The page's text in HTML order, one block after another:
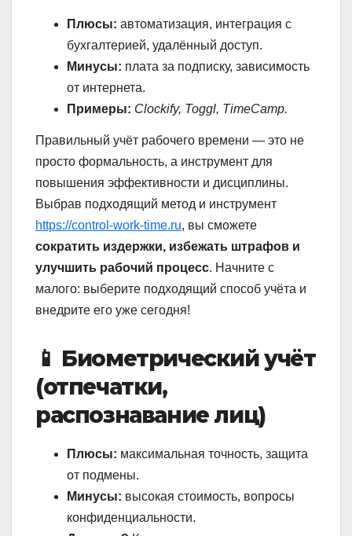
Плюсы: автоматизация, интеграция с
бухгалтерией, удалённый доступ.
Минусы: плата за подписку, зависимость
от интернета.
Примеры: Clockify, Toggl, TimeCamp.
Правильный учёт рабочего времени — это не
просто формальность, а инструмент для
повышения эффективности и дисциплины.
Выбрав подходящий метод и инструмент
https://control-work-time.ru, вы сможете
сократить издержки, избежать штрафов и
улучшить рабочий процесс. Начните с
малого: выберите подходящий способ учёта и
внедрите его уже сегодня!
📱 Биометрический учёт
(отпечатки,
распознавание лиц)
Плюсы: максимальная точность, защита
от подмены.
Минусы: высокая стоимость, вопросы
конфиденциальности.